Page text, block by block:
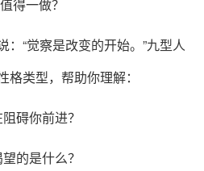
得一做？
“觉察是改变的开始。”九型人
类型，帮助你理解：
碍你前进？
的是什么？